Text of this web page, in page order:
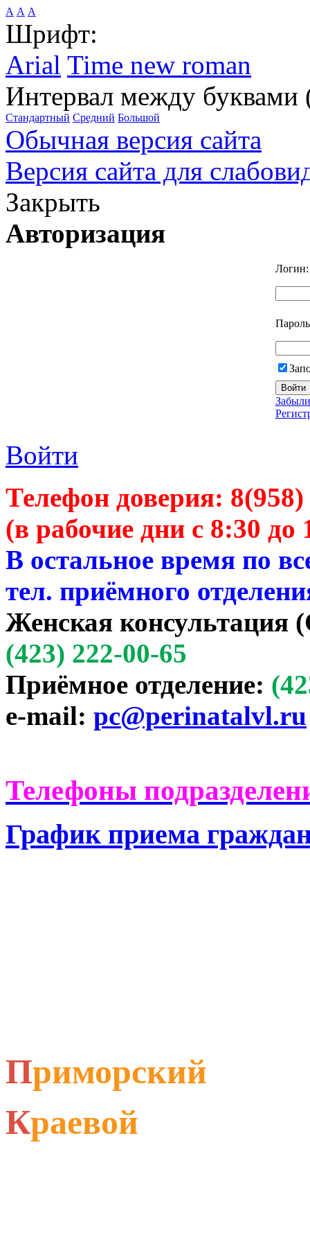
А А А
Шрифт:
Arial Time new roman
Интервал между буквами
Стандартный Средний Большой
Обычная версия сайта
Версия сайта для
Закрыть
Авторизация
Логин:
Войти
Телефон доверия:
(в рабочие дни с 8:30 до
В остальное время по
тел. приёмного
Женская консультация
(423) 222-00-65
Приёмное отделение:
e-mail: pc@perinatalvl.ru
Телефоны
График приема
Приморский
Краевой